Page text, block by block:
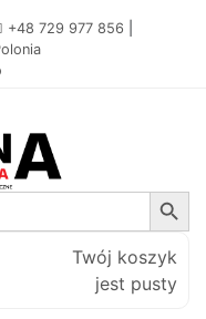
+48 729 977 856
Search Button
Twój koszyk
jest pusty